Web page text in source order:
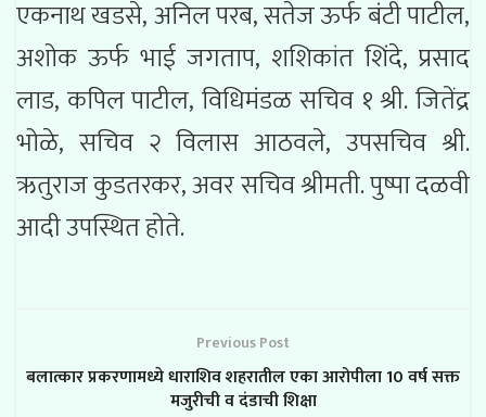
एकनाथ खडसे, अनिल परब, सतेज ऊर्फ बंटी पाटील,
अशोक ऊर्फ भाई जगताप, शशिकांत शिंदे, प्रसाद
लाड, कपिल पाटील, विधिमंडळ सचिव १ श्री. जितेंद्र
भोळे, सचिव २ विलास आठवले, उपसचिव श्री.
ऋतुराज कुडतरकर, अवर सचिव श्रीमती. पुष्पा दळवी
आदी उपस्थित होते.
Previous Post
बलात्कार प्रकरणामध्ये धाराशिव शहरातील एका आरोपीला 10 वर्ष सक्त
मजुरीची व दंडाची शिक्षा